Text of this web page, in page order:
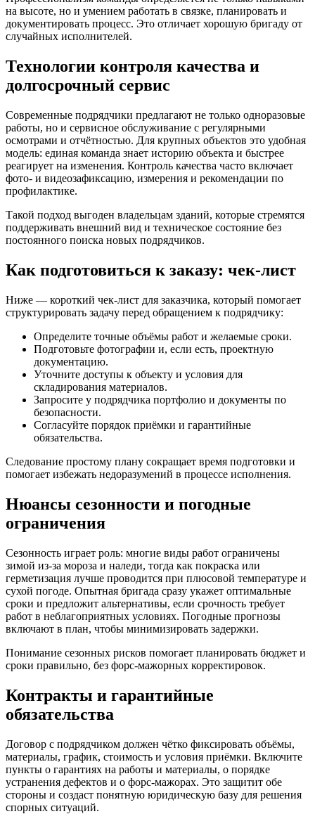
на высоте, но и умением работать в связке, планировать и
документировать процесс. Это отличает хорошую бригаду от
случайных исполнителей.
Технологии контроля качества и
долгосрочный сервис
Современные подрядчики предлагают не только одноразовые
работы, но и сервисное обслуживание с регулярными
осмотрами и отчётностью. Для крупных объектов это удобная
модель: единая команда знает историю объекта и быстрее
реагирует на изменения. Контроль качества часто включает
фото- и видеозафиксацию, измерения и рекомендации по
профилактике.
Такой подход выгоден владельцам зданий, которые стремятся
поддерживать внешний вид и техническое состояние без
постоянного поиска новых подрядчиков.
Как подготовиться к заказу: чек-лист
Ниже — короткий чек-лист для заказчика, который помогает
структурировать задачу перед обращением к подрядчику:
Определите точные объёмы работ и желаемые сроки.
Подготовьте фотографии и, если есть, проектную
документацию.
Уточните доступы к объекту и условия для
складирования материалов.
Запросите у подрядчика портфолио и документы по
безопасности.
Согласуйте порядок приёмки и гарантийные
обязательства.
Следование простому плану сокращает время подготовки и
помогает избежать недоразумений в процессе исполнения.
Нюансы сезонности и погодные
ограничения
Сезонность играет роль: многие виды работ ограничены
зимой из‑за мороза и наледи, тогда как покраска или
герметизация лучше проводится при плюсовой температуре и
сухой погоде. Опытная бригада сразу укажет оптимальные
сроки и предложит альтернативы, если срочность требует
работ в неблагоприятных условиях. Погодные прогнозы
включают в план, чтобы минимизировать задержки.
Понимание сезонных рисков помогает планировать бюджет и
сроки правильно, без форс-мажорных корректировок.
Контракты и гарантийные
обязательства
Договор с подрядчиком должен чётко фиксировать объёмы,
материалы, график, стоимость и условия приёмки. Включите
пункты о гарантиях на работы и материалы, о порядке
устранения дефектов и о форс‑мажорах. Это защитит обе
стороны и создаст понятную юридическую базу для решения
спорных ситуаций.